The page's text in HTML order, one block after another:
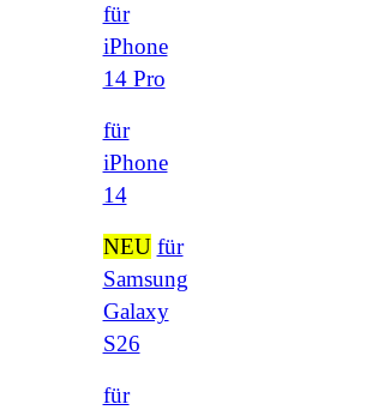
für
iPhone
14 Pro
für
iPhone
14
NEU für
Samsung
Galaxy
S26
für